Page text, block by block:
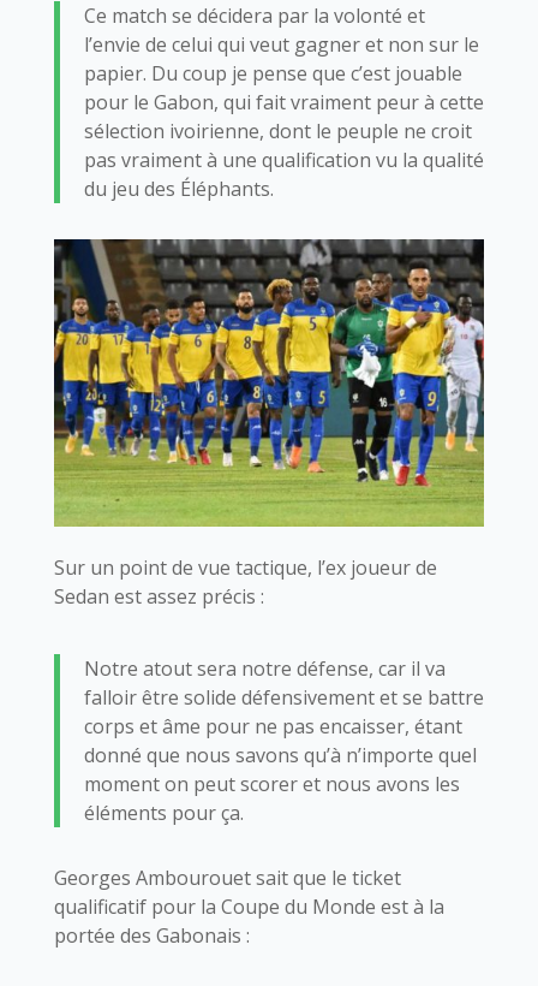
Ce match se décidera par la volonté et
l’envie de celui qui veut gagner et non sur le
papier. Du coup je pense que c’est jouable
pour le Gabon, qui fait vraiment peur à cette
sélection ivoirienne, dont le peuple ne croit
pas vraiment à une qualification vu la qualité
du jeu des Éléphants.
Sur un point de vue tactique, l’ex joueur de
Sedan est assez précis :
Notre atout sera notre défense, car il va
falloir être solide défensivement et se battre
corps et âme pour ne pas encaisser, étant
donné que nous savons qu’à n’importe quel
moment on peut scorer et nous avons les
éléments pour ça.
Georges Ambourouet sait que le ticket
qualificatif pour la Coupe du Monde est à la
portée des Gabonais :